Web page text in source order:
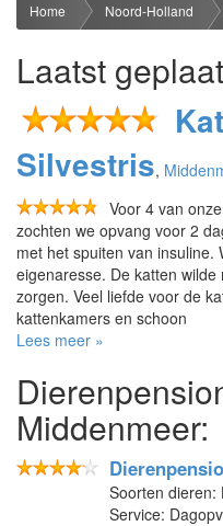
Home Noord-Holland
Laatst
Silvestris,
Voor 4 van
zochten we opvang voor 2
met het spuiten van insuline.
eigenaresse. De katten
zorgen. Veel liefde voor de
kattenkamers en schoon
Lees meer »
Middenmeer:
Soorten dieren:
Service: